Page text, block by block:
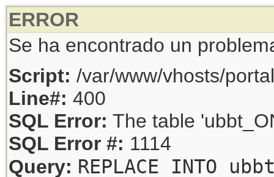
ERROR
Se ha encontrado un
Script: /var/www/vhosts/
Line#: 400
SQL Error: The table
SQL Error #: 1114
Query: REPLACE INTO